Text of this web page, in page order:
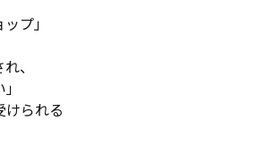
プ」
、
けられる